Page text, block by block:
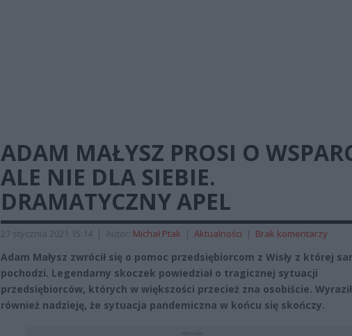
ADAM MAŁYSZ PROSI O
ALE NIE DLA SIEBIE.
DRAMATYCZNY APEL
27 stycznia 2021 15:14 | Autor: Michał Ptak | Aktualności | Brak komentarzy
Adam Małysz zwrócił się o pomoc przedsiębiorcom z Wisły z której
pochodzi. Legendarny skoczek powiedział o tragicznej sytuacji
przedsiębiorców, których w większości przecież zna osobiście. Wyraził
również nadzieję, że sytuacja pandemiczna w końcu się skończy.